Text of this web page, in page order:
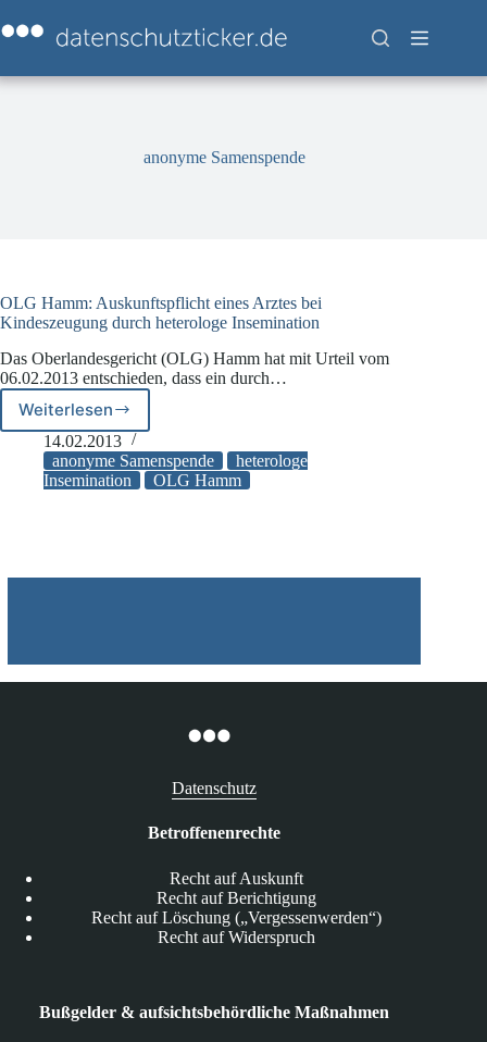
Inhalt
springen
anonyme Samenspende
OLG Hamm: Auskunftspflicht eines Arztes bei
Kindeszeugung durch heterologe Insemination
Das Oberlandesgericht (OLG) Hamm hat mit Urteil vom
06.02.2013 entschieden, dass ein durch…
Weiterlesen
OLG
Hamm:
Auskunftspflicht
eines
heterologe
14.02.2013
anonyme Samenspende
heterologe
Insemination
OLG Hamm
Datenschutz
Betroffenenrechte
Recht auf Auskunft
Recht auf Berichtigung
Recht auf Löschung („Vergessenwerden“)
Recht auf Widerspruch
Bußgelder & aufsichtsbehördliche Maßnahmen